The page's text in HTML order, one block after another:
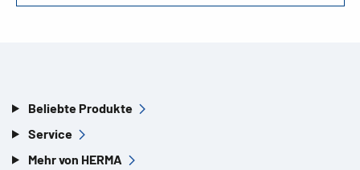
Beliebte Produkte
Service
Mehr von HERMA